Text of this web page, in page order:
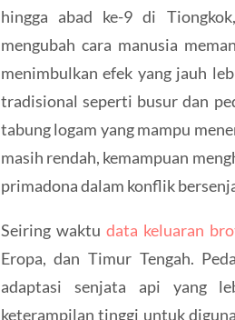
hingga abad ke-9 di
mengubah cara manusia
menimbulkan efek yang jauh
tradisional seperti busur dan
tabung logam yang mampu
masih rendah, kemampuan
primadona dalam konflik
Seiring waktudata keluaran
Eropa, dan Timur Tengah.
adaptasi senjata api yang
keterampilan tinggi untuk